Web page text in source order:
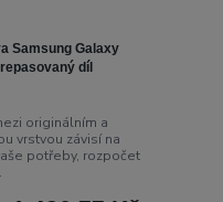
Samsung Galaxy
díl
originálním a
vrstvou závisí na
potřeby, rozpočet